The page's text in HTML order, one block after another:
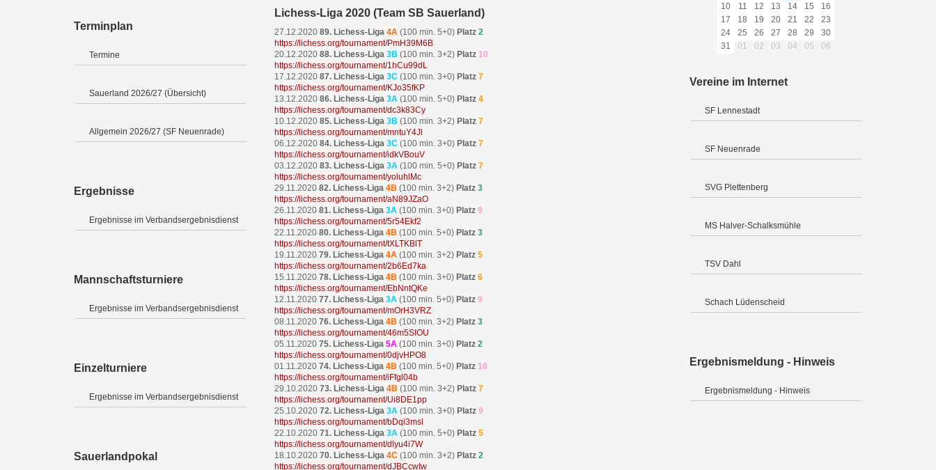
Terminplan
Termine
Sauerland 2026/27 (Übersicht)
Allgemein 2026/27 (SF Neuenrade)
Ergebnisse
Ergebnisse im Verbandsergebnisdienst
Mannschaftsturniere
Ergebnisse im Verbandsergebnisdienst
Einzelturniere
Ergebnisse im Verbandsergebnisdienst
Sauerlandpokal
Lichess-Liga 2020 (Team SB Sauerland)
27.12.2020 89. Lichess-Liga 4A (100 min. 5+0) Platz 2
https://lichess.org/tournament/PmH39M6B
20.12.2020 88. Lichess-Liga 3B (100 min. 3+2) Platz 10
https://lichess.org/tournament/1hCu99dL
17.12.2020 87. Lichess-Liga 3C (100 min. 3+0) Platz 7
https://lichess.org/tournament/KJo35fKP
13.12.2020 86. Lichess-Liga 3A (100 min. 5+0) Platz 4
https://lichess.org/tournament/dc3k83Cy
10.12.2020 85. Lichess-Liga 3B (100 min. 3+2) Platz 7
https://lichess.org/tournament/mntuY4Jl
06.12.2020 84. Lichess-Liga 3C (100 min. 3+0) Platz 7
https://lichess.org/tournament/idkVBouV
03.12.2020 83. Lichess-Liga 3A (100 min. 5+0) Platz 7
https://lichess.org/tournament/yoluhlMc
29.11.2020 82. Lichess-Liga 4B (100 min. 3+2) Platz 3
https://lichess.org/tournament/aN89JZaO
26.11.2020 81. Lichess-Liga 3A (100 min. 3+0) Platz 9
https://lichess.org/tournament/5r54Ekf2
22.11.2020 80. Lichess-Liga 4B (100 min. 5+0) Platz 3
https://lichess.org/tournament/tXLTKBlT
19.11.2020 79. Lichess-Liga 4A (100 min. 3+2) Platz 5
https://lichess.org/tournament/2b6Ed7ka
15.11.2020 78. Lichess-Liga 4B (100 min. 3+0) Platz 6
https://lichess.org/tournament/EbNntQKe
12.11.2020 77. Lichess-Liga 3A (100 min. 5+0) Platz 9
https://lichess.org/tournament/mOrH3VRZ
08.11.2020 76. Lichess-Liga 4B (100 min. 3+2) Platz 3
https://lichess.org/tournament/46m5SIOU
05.11.2020 75. Lichess-Liga 5A (100 min. 3+0) Platz 2
https://lichess.org/tournament/0djvHPO8
01.11.2020 74. Lichess-Liga 4B (100 min. 5+0) Platz 10
https://lichess.org/tournament/iFfgl04b
29.10.2020 73. Lichess-Liga 4B (100 min. 3+2) Platz 7
https://lichess.org/tournament/Ui8DE1pp
25.10.2020 72. Lichess-Liga 3A (100 min. 3+0) Platz 9
https://lichess.org/tournament/bDqi3msl
22.10.2020 71. Lichess-Liga 3A (100 min. 5+0) Platz 5
https://lichess.org/tournament/dlyu4i7W
18.10.2020 70. Lichess-Liga 4C (100 min. 3+2) Platz 2
https://lichess.org/tournament/dJBCcwIw
10
11 12 13 14 15
16
17
18 19 20 21 22
23
24
25 26 27 28 29
30
31
01 02 03 04 05 06
Vereine im Internet
SF Lennestadt
SF Neuenrade
SVG Plettenberg
MS Halver-Schalksmühle
TSV Dahl
Schach Lüdenscheid
Ergebnismeldung - Hinweis
Ergebnismeldung - Hinweis